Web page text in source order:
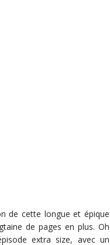
de cette longue et épique
de pages en plus. Oh
extra size, avec un